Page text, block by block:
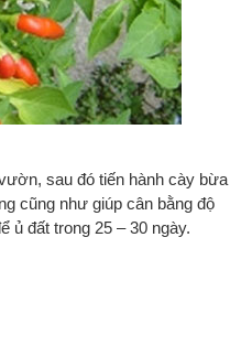
sau đó tiến hành cày bừa
cũng như giúp cân bằng độ
ủ đất trong 25 – 30 ngày.